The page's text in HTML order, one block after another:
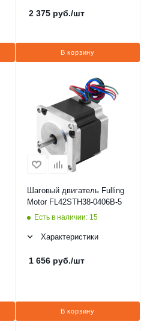
2 375 руб./шт
В корзину
Шаговый двигатель Fulling
Motor FL42STH38-0406B-5
Есть в наличии: 15
Характеристики
1 656 руб./шт
В корзину